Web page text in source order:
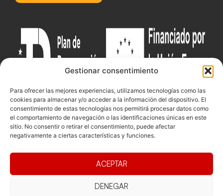
Gestionar consentimiento
Para ofrecer las mejores experiencias, utilizamos tecnologías como las
cookies para almacenar y/o acceder a la información del dispositivo. El
consentimiento de estas tecnologías nos permitirá procesar datos como
el comportamiento de navegación o las identificaciones únicas en este
sitio. No consentir o retirar el consentimiento, puede afectar
negativamente a ciertas características y funciones.
ACEPTAR
DENEGAR
Junta
Competicions
Pista
Playa
Documentacio
Transparència
Eleccions
Contacte
Jonqueres,
08003